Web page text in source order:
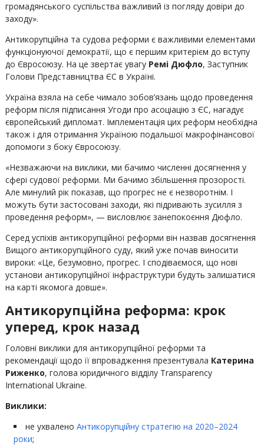
громадянського суспільства важливий із погляду довіри до
заходу».
Антикорупційна та судова реформи є важливими елементами
функціонуючої демократії, що є першим критерієм до вступу
до Євросоюзу. На це звертає увагу Ремі Дюфло, Заступник
Голови Представництва ЄС в Україні.
Україна взяла на себе чимало зобов’язань щодо проведення
реформ після підписання Угоди про асоціацію з ЄС, нагадує
європейський дипломат. Імплементація цих реформ необхідна
також і для отримання Україною подальшої макрофінансової
допомоги з боку Євросоюзу.
«Незважаючи на виклики, ми бачимо численні досягнення у
сфері судової реформи. Ми бачимо збільшення прозорості.
Але минулий рік показав, що прогрес не є незворотнім. І
можуть бути застосовані заходи, які підривають зусилля з
проведення реформ», — висловлює занепокоєння Дюфло.
Серед успіхів антикорупційної реформи він назвав досягнення
Вищого антикорупційного суду, який уже почав виносити
вироки: «Це, безумовно, прогрес. І сподіваємося, що нові
установи антикорупційної інфраструктури будуть залишатися
на карті якомога довше».
Антикорупційна реформа: крок
уперед, крок назад
Головні виклики для антикорупційної реформи та
рекомендації щодо її впровадження презентувала Катерина
Риженко, голова юридичного відділу Transparency
International Ukraine.
Виклики:
не ухвалено Антикорупційну стратегію на 2020–2024
роки;